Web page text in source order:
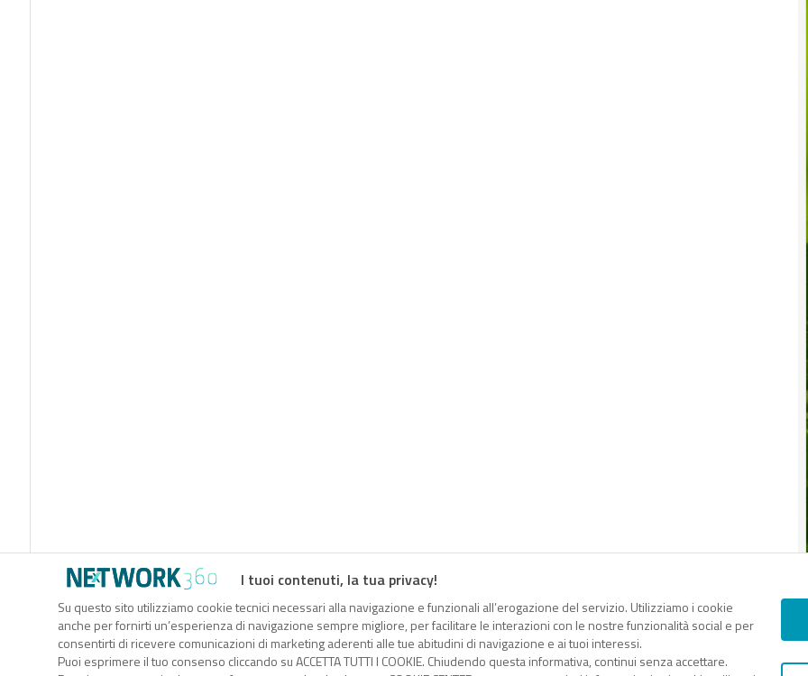
I tuoi contenuti, la tua privacy!
Su questo sito utilizziamo cookie tecnici necessari alla navigazione e funzionali all’erogazione del servizio. Utilizziamo i cookie
anche per fornirti un’esperienza di navigazione sempre migliore, per facilitare le interazioni con le nostre funzionalità social e per
consentirti di ricevere comunicazioni di marketing aderenti alle tue abitudini di navigazione e ai tuoi interessi.
Puoi esprimere il tuo consenso cliccando su ACCETTA TUTTI I COOKIE. Chiudendo questa informativa, continui senza accettare.